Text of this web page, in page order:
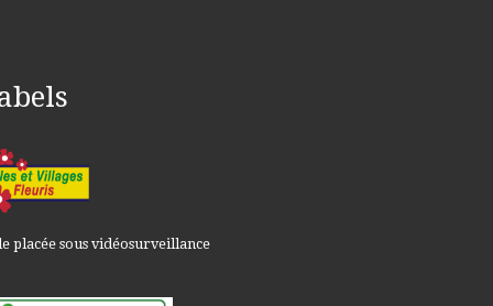
placée sous vidéosurveillance